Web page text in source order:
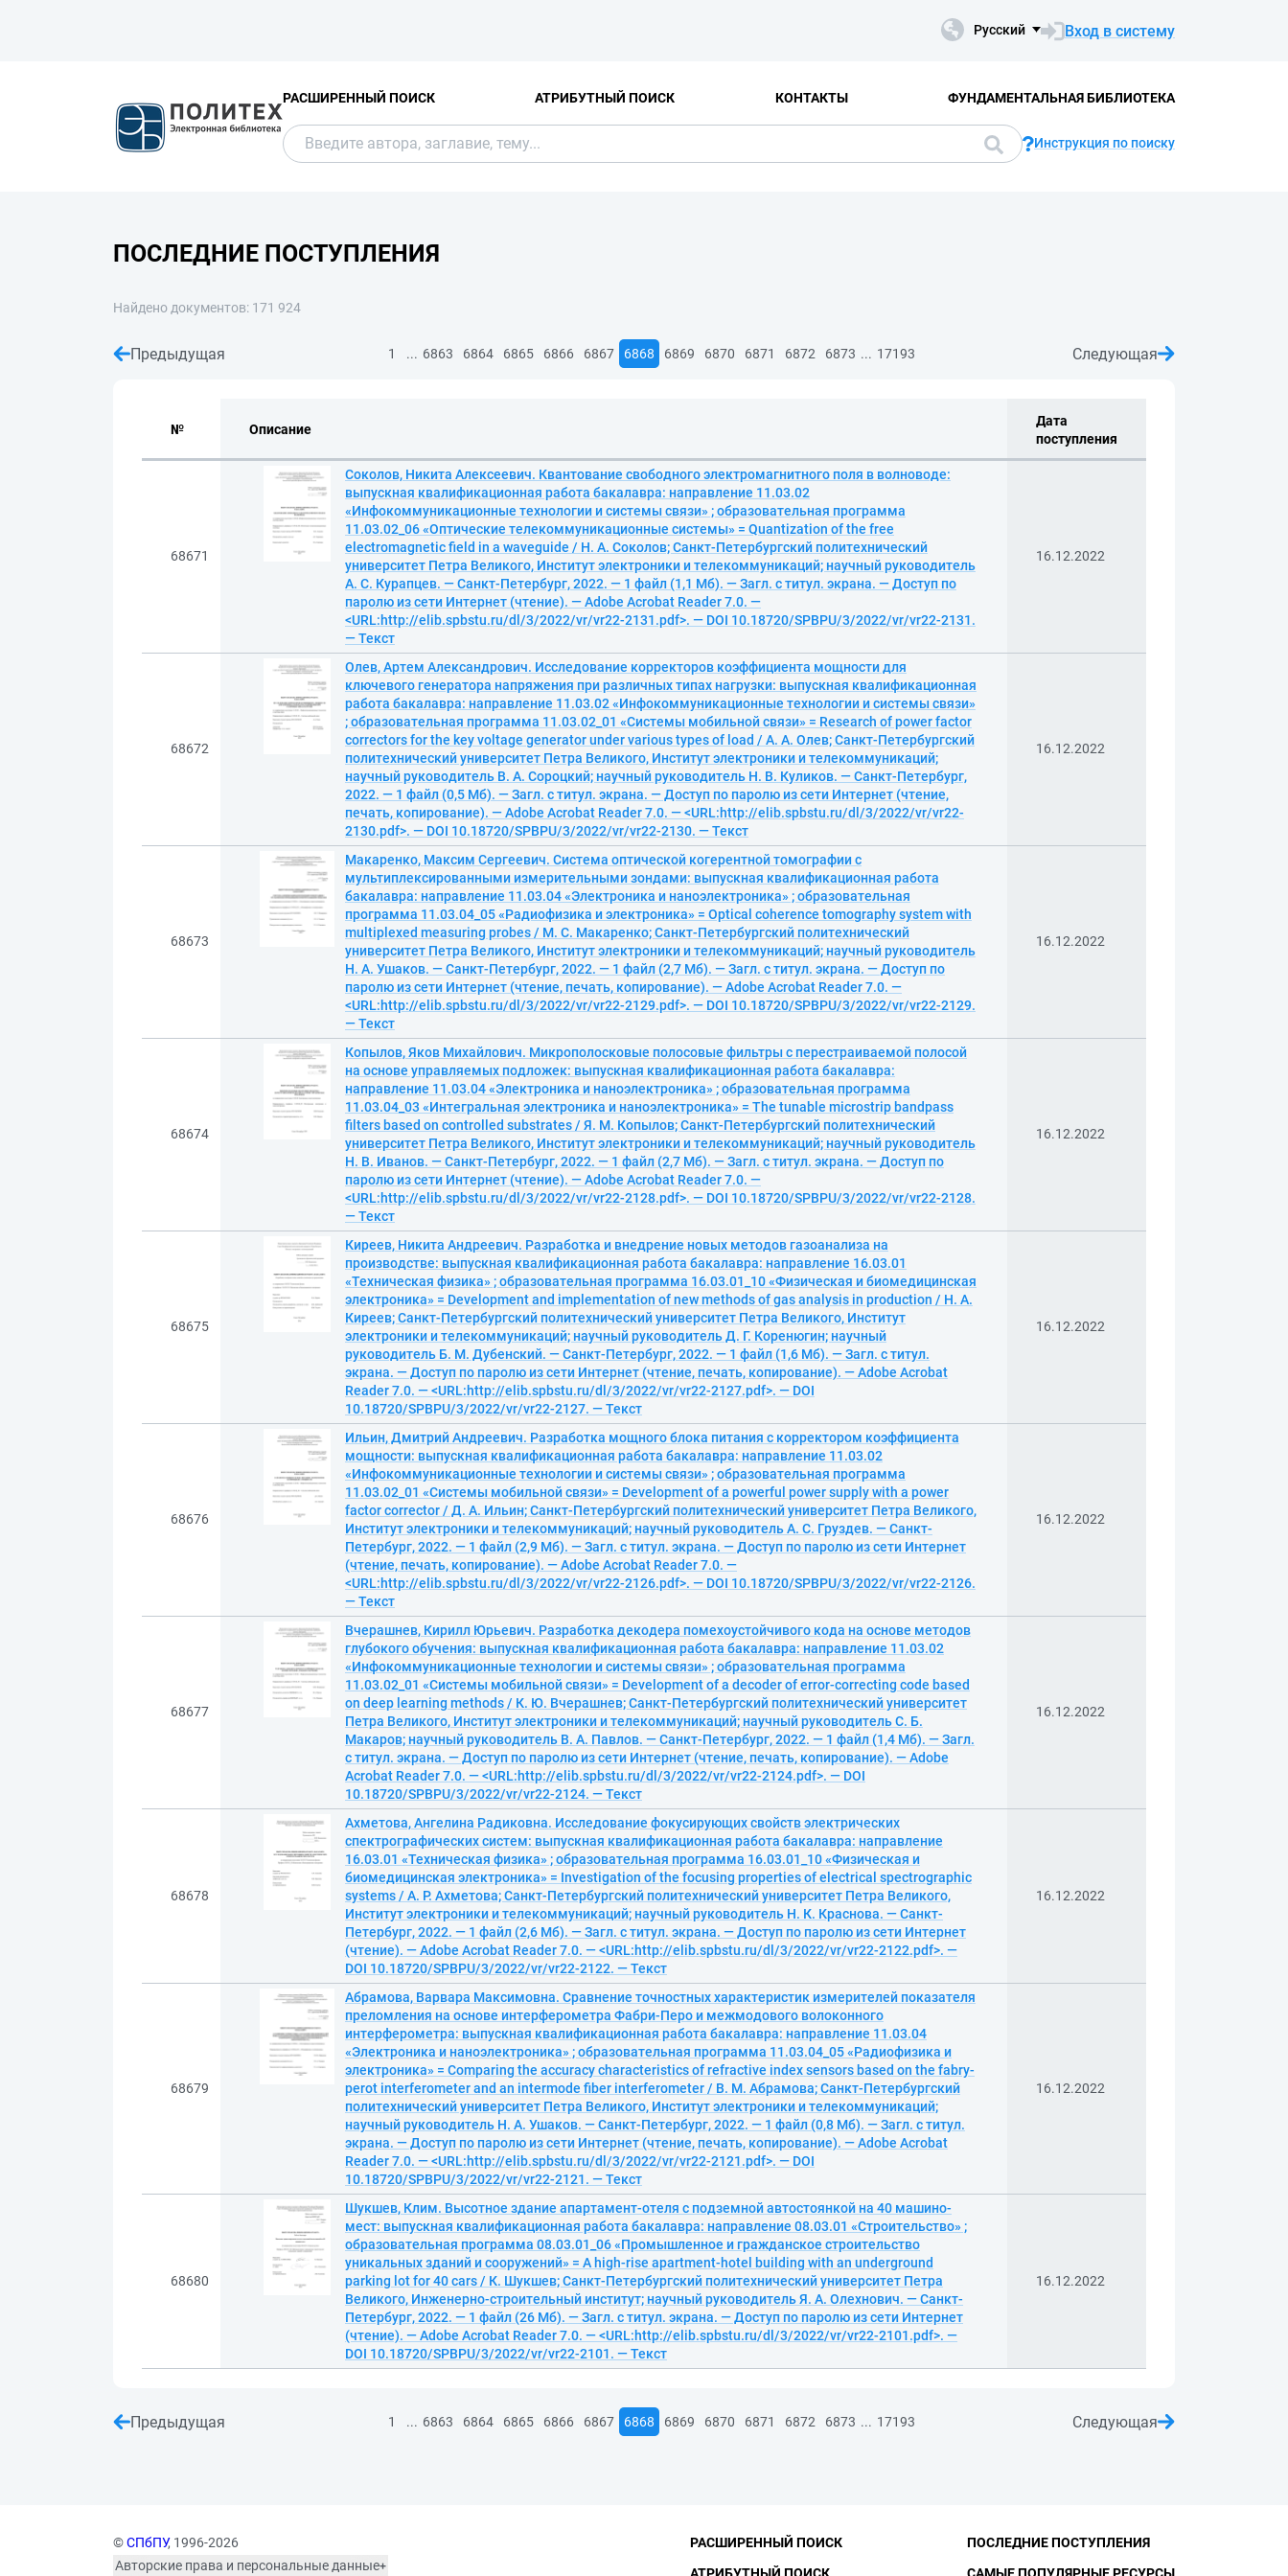
Русский Вход в систему
РАСШИРЕННЫЙ ПОИСК АТРИБУТНЫЙ ПОИСК КОНТАКТЫ ФУНДАМЕНТАЛЬНАЯ БИБЛИОТЕКА
Инструкция по поиску
ПОСЛЕДНИЕ ПОСТУПЛЕНИЯ
Найдено документов: 171 924
Предыдущая 1 ... 6863 6864 6865 6866 6867 6868 6869 6870 6871 6872 6873 ... 17193 Следующая
№ Описание
Дата
поступления
68671
Соколов, Никита Алексеевич. Квантование свободного электромагнитного поля в волноводе:
выпускная квалификационная работа бакалавра: направление 11.03.02
«Инфокоммуникационные технологии и системы связи» ; образовательная программа
11.03.02_06 «Оптические телекоммуникационные системы» = Quantization of the free
electromagnetic field in a waveguide / Н. А. Соколов; Санкт-Петербургский политехнический
университет Петра Великого, Институт электроники и телекоммуникаций; научный руководитель
А. С. Курапцев. — Санкт-Петербург, 2022. — 1 файл (1,1 Мб). — Загл. с титул. экрана. — Доступ по
паролю из сети Интернет (чтение). — Adobe Acrobat Reader 7.0. —
<URL:http://elib.spbstu.ru/dl/3/2022/vr/vr22-2131.pdf>. — DOI 10.18720/SPBPU/3/2022/vr/vr22-2131.
— Текст
16.12.2022
68672
Олев, Артем Александрович. Исследование корректоров коэффициента мощности для
ключевого генератора напряжения при различных типах нагрузки: выпускная квалификационная
работа бакалавра: направление 11.03.02 «Инфокоммуникационные технологии и системы связи»
; образовательная программа 11.03.02_01 «Системы мобильной связи» = Research of power factor
correctors for the key voltage generator under various types of load / А. А. Олев; Санкт-Петербургский
политехнический университет Петра Великого, Институт электроники и телекоммуникаций;
научный руководитель В. А. Сороцкий; научный руководитель Н. В. Куликов. — Санкт-Петербург,
2022. — 1 файл (0,5 Мб). — Загл. с титул. экрана. — Доступ по паролю из сети Интернет (чтение,
печать, копирование). — Adobe Acrobat Reader 7.0. — <URL:http://elib.spbstu.ru/dl/3/2022/vr/vr22-
2130.pdf>. — DOI 10.18720/SPBPU/3/2022/vr/vr22-2130. — Текст
16.12.2022
68673
Макаренко, Максим Сергеевич. Система оптической когерентной томографии с
мультиплексированными измерительными зондами: выпускная квалификационная работа
бакалавра: направление 11.03.04 «Электроника и наноэлектроника» ; образовательная
программа 11.03.04_05 «Радиофизика и электроника» = Optical coherence tomography system with
multiplexed measuring probes / М. С. Макаренко; Санкт-Петербургский политехнический
университет Петра Великого, Институт электроники и телекоммуникаций; научный руководитель
Н. А. Ушаков. — Санкт-Петербург, 2022. — 1 файл (2,7 Мб). — Загл. с титул. экрана. — Доступ по
паролю из сети Интернет (чтение, печать, копирование). — Adobe Acrobat Reader 7.0. —
<URL:http://elib.spbstu.ru/dl/3/2022/vr/vr22-2129.pdf>. — DOI 10.18720/SPBPU/3/2022/vr/vr22-2129.
— Текст
16.12.2022
68674
Копылов, Яков Михайлович. Микрополосковые полосовые фильтры с перестраиваемой полосой
на основе управляемых подложек: выпускная квалификационная работа бакалавра:
направление 11.03.04 «Электроника и наноэлектроника» ; образовательная программа
11.03.04_03 «Интегральная электроника и наноэлектроника» = The tunable microstrip bandpass
filters based on controlled substrates / Я. М. Копылов; Санкт-Петербургский политехнический
университет Петра Великого, Институт электроники и телекоммуникаций; научный руководитель
Н. В. Иванов. — Санкт-Петербург, 2022. — 1 файл (2,7 Мб). — Загл. с титул. экрана. — Доступ по
паролю из сети Интернет (чтение). — Adobe Acrobat Reader 7.0. —
<URL:http://elib.spbstu.ru/dl/3/2022/vr/vr22-2128.pdf>. — DOI 10.18720/SPBPU/3/2022/vr/vr22-2128.
— Текст
16.12.2022
68675
Киреев, Никита Андреевич. Разработка и внедрение новых методов газоанализа на
производстве: выпускная квалификационная работа бакалавра: направление 16.03.01
«Техническая физика» ; образовательная программа 16.03.01_10 «Физическая и биомедицинская
электроника» = Development and implementation of new methods of gas analysis in production / Н. А.
Киреев; Санкт-Петербургский политехнический университет Петра Великого, Институт
электроники и телекоммуникаций; научный руководитель Д. Г. Коренюгин; научный
руководитель Б. М. Дубенский. — Санкт-Петербург, 2022. — 1 файл (1,6 Мб). — Загл. с титул.
экрана. — Доступ по паролю из сети Интернет (чтение, печать, копирование). — Adobe Acrobat
Reader 7.0. — <URL:http://elib.spbstu.ru/dl/3/2022/vr/vr22-2127.pdf>. — DOI
10.18720/SPBPU/3/2022/vr/vr22-2127. — Текст
16.12.2022
68676
Ильин, Дмитрий Андреевич. Разработка мощного блока питания с корректором коэффициента
мощности: выпускная квалификационная работа бакалавра: направление 11.03.02
«Инфокоммуникационные технологии и системы связи» ; образовательная программа
11.03.02_01 «Системы мобильной связи» = Development of a powerful power supply with a power
factor corrector / Д. А. Ильин; Санкт-Петербургский политехнический университет Петра Великого,
Институт электроники и телекоммуникаций; научный руководитель А. С. Груздев. — Санкт-
Петербург, 2022. — 1 файл (2,9 Мб). — Загл. с титул. экрана. — Доступ по паролю из сети Интернет
(чтение, печать, копирование). — Adobe Acrobat Reader 7.0. —
<URL:http://elib.spbstu.ru/dl/3/2022/vr/vr22-2126.pdf>. — DOI 10.18720/SPBPU/3/2022/vr/vr22-2126.
— Текст
16.12.2022
68677
Вчерашнев, Кирилл Юрьевич. Разработка декодера помехоустойчивого кода на основе методов
глубокого обучения: выпускная квалификационная работа бакалавра: направление 11.03.02
«Инфокоммуникационные технологии и системы связи» ; образовательная программа
11.03.02_01 «Системы мобильной связи» = Development of a decoder of error-correcting code based
on deep learning methods / К. Ю. Вчерашнев; Санкт-Петербургский политехнический университет
Петра Великого, Институт электроники и телекоммуникаций; научный руководитель С. Б.
Макаров; научный руководитель В. А. Павлов. — Санкт-Петербург, 2022. — 1 файл (1,4 Мб). — Загл.
с титул. экрана. — Доступ по паролю из сети Интернет (чтение, печать, копирование). — Adobe
Acrobat Reader 7.0. — <URL:http://elib.spbstu.ru/dl/3/2022/vr/vr22-2124.pdf>. — DOI
10.18720/SPBPU/3/2022/vr/vr22-2124. — Текст
16.12.2022
68678
Ахметова, Ангелина Радиковна. Исследование фокусирующих свойств электрических
спектрографических систем: выпускная квалификационная работа бакалавра: направление
16.03.01 «Техническая физика» ; образовательная программа 16.03.01_10 «Физическая и
биомедицинская электроника» = Investigation of the focusing properties of electrical spectrographic
systems / А. Р. Ахметова; Санкт-Петербургский политехнический университет Петра Великого,
Институт электроники и телекоммуникаций; научный руководитель Н. К. Краснова. — Санкт-
Петербург, 2022. — 1 файл (2,6 Мб). — Загл. с титул. экрана. — Доступ по паролю из сети Интернет
(чтение). — Adobe Acrobat Reader 7.0. — <URL:http://elib.spbstu.ru/dl/3/2022/vr/vr22-2122.pdf>. —
DOI 10.18720/SPBPU/3/2022/vr/vr22-2122. — Текст
16.12.2022
68679
Абрамова, Варвара Максимовна. Сравнение точностных характеристик измерителей показателя
преломления на основе интерферометра Фабри-Перо и межмодового волоконного
интерферометра: выпускная квалификационная работа бакалавра: направление 11.03.04
«Электроника и наноэлектроника» ; образовательная программа 11.03.04_05 «Радиофизика и
электроника» = Comparing the accuracy characteristics of refractive index sensors based on the fabry-
perot interferometer and an intermode fiber interferometer / В. М. Абрамова; Санкт-Петербургский
политехнический университет Петра Великого, Институт электроники и телекоммуникаций;
научный руководитель Н. А. Ушаков. — Санкт-Петербург, 2022. — 1 файл (0,8 Мб). — Загл. с титул.
экрана. — Доступ по паролю из сети Интернет (чтение, печать, копирование). — Adobe Acrobat
Reader 7.0. — <URL:http://elib.spbstu.ru/dl/3/2022/vr/vr22-2121.pdf>. — DOI
10.18720/SPBPU/3/2022/vr/vr22-2121. — Текст
16.12.2022
68680
Шукшев, Клим. Высотное здание апартамент-отеля с подземной автостоянкой на 40 машино-
мест: выпускная квалификационная работа бакалавра: направление 08.03.01 «Строительство» ;
образовательная программа 08.03.01_06 «Промышленное и гражданское строительство
уникальных зданий и сооружений» = A high-rise apartment-hotel building with an underground
parking lot for 40 cars / К. Шукшев; Санкт-Петербургский политехнический университет Петра
Великого, Инженерно-строительный институт; научный руководитель Я. А. Олехнович. — Санкт-
Петербург, 2022. — 1 файл (26 Мб). — Загл. с титул. экрана. — Доступ по паролю из сети Интернет
(чтение). — Adobe Acrobat Reader 7.0. — <URL:http://elib.spbstu.ru/dl/3/2022/vr/vr22-2101.pdf>. —
DOI 10.18720/SPBPU/3/2022/vr/vr22-2101. — Текст
16.12.2022
Предыдущая 1 ... 6863 6864 6865 6866 6867 6868 6869 6870 6871 6872 6873 ... 17193 Следующая
©СПбПУ, 1996-2026
Авторские права и персональные данные
РАСШИРЕННЫЙ ПОИСК
ПОСЛЕДНИЕ ПОСТУПЛЕНИЯ